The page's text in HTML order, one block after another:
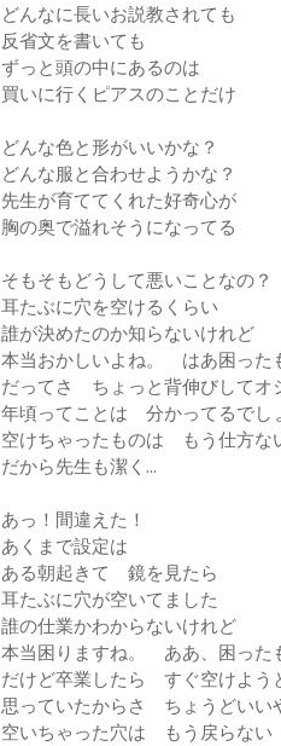
どんなに長いお説教されても
反省文を書いても
ずっと頭の中にあるのは
買いに行くピアスのことだけ
どんな色と形がいいかな？
どんな服と合わせようかな？
先生が育ててくれた好奇心が
胸の奥で溢れそうになってる
そもそもどうして悪いことなの？
耳たぶに穴を空けるくらい
誰が決めたのか知らないけれど
本当おかしいよね。 はあ困った
だってさ ちょっと背伸びしてオ
年頃ってことは 分かってるでし
空けちゃったものは もう仕方な
だから先生も潔く...
あっ！間違えた！
あくまで設定は
ある朝起きて 鏡を見たら
耳たぶに穴が空いてました
誰の仕業かわからないけれど
本当困りますね。 ああ、困った
だけど卒業したら すぐ空けよう
思っていたからさ ちょうどいい
空いちゃった穴は もう戻らない